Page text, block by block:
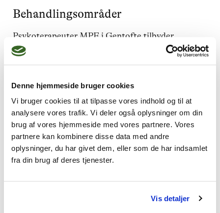
Denne hjemmeside bruger cookies
Vi bruger cookies til at tilpasse vores indhold og til at
analysere vores trafik. Vi deler også oplysninger om din
brug af vores hjemmeside med vores partnere. Vores
partnere kan kombinere disse data med andre
oplysninger, du har givet dem, eller som de har indsamlet
fra din brug af deres tjenester.
Vis detaljer
Behandlingsområder
Psykoterapeuter MPF i Gentofte tilbyder
behandling inden for blandt andet:
reducere bekymringer og stress.
Depression:
Bearbejd negative
tankemønstre og find en vej ud af
depressionen.
Lavt selvværd:Opbyg en stærkere følelse
af selvværd og selvtillid.
bedre kommunikation og forståelse.